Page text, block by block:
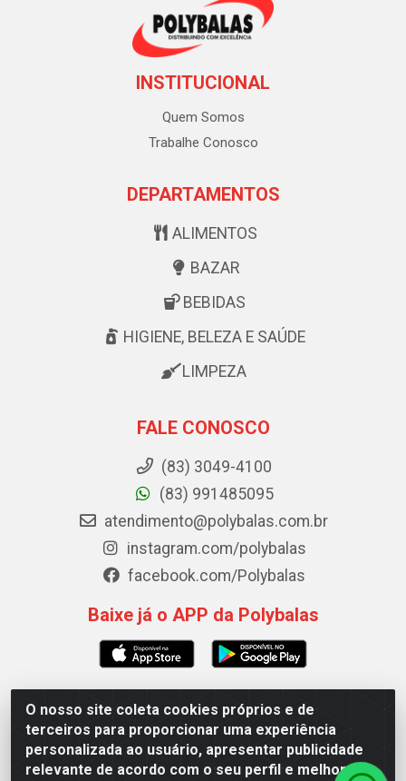
O nosso site coleta cookies próprios e de
terceiros para proporcionar uma experiência
personalizada ao usuário, apresentar publicidade
relevante de acordo com o seu perfil e melhorar a
INSTITUCIONAL
Quem Somos
Trabalhe Conosco
DEPARTAMENTOS
ALIMENTOS
BAZAR
BEBIDAS
HIGIENE, BELEZA E SAÚDE
LIMPEZA
FALE CONOSCO
(83) 3049-4100
(83) 991485095
atendimento@polybalas.com.br
instagram.com/polybalas
facebook.com/Polybalas
Baixe já o APP da Polybalas
Polybalas - Rua João Miguel de Souza, 173 Galpão B -
Ernesto Geisel, João Pessoa/PB - CEP 58.075-075 - CNPJ
00.909.327/0002-61